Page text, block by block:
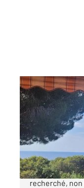
LA CROIX
151,46 m , 6
Ref : 4616
Maison à
1
La Croix-
recherché,